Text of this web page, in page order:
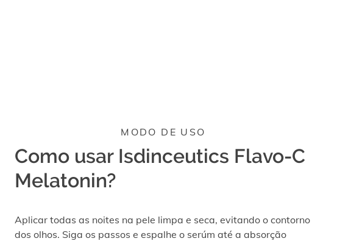
MODO DE USO
Como usar Isdinceutics Flavo-C
Melatonin?
Aplicar todas as noites na pele limpa e seca, evitando o contorno
dos olhos. Siga os passos e espalhe o serúm até a absorção